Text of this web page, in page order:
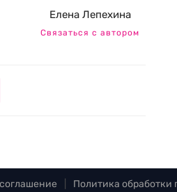
Елена Лепехина
Связаться с автором
Политика